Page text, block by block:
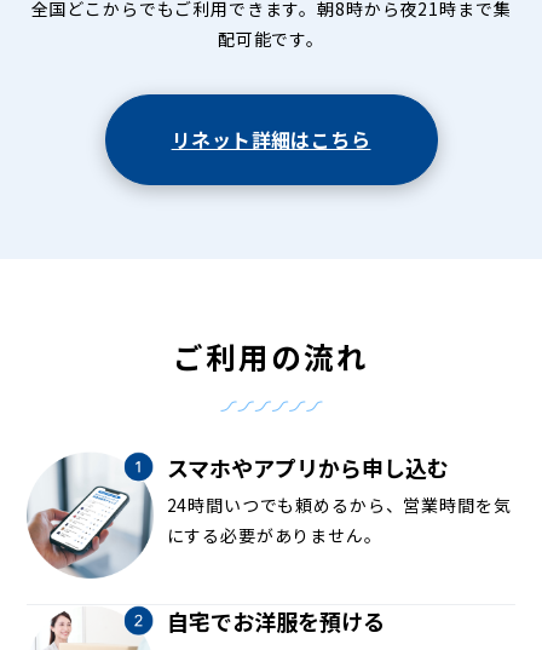
全国どこからでもご利用できます。朝8時から夜21時まで集
配可能です。
リネット詳細はこちら
ご利用の流れ
スマホやアプリから申し込む
24時間いつでも頼めるから、営業時間を気
にする必要がありません。
自宅でお洋服を預ける